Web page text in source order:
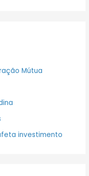
Mútua
investimento